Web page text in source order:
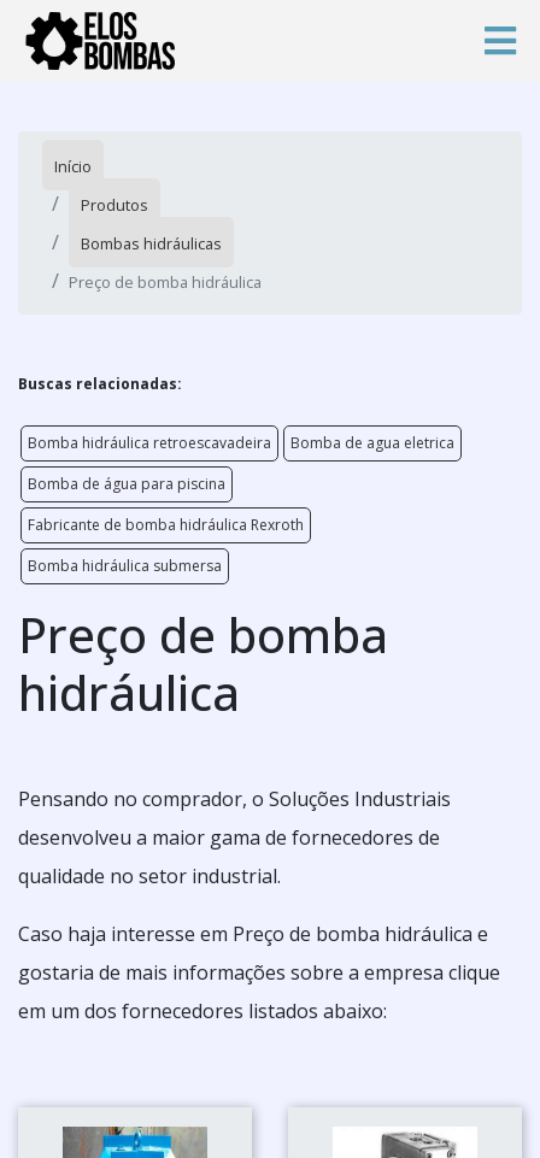
Início
Produtos
Bombas hidráulicas
Preço de bomba hidráulica
Buscas relacionadas:
Bomba hidráulica retroescavadeira
Bomba de agua eletrica
Bomba de água para piscina
Fabricante de bomba hidráulica Rexroth
Bomba hidráulica submersa
Preço de bomba
hidráulica
Pensando no comprador, o Soluções Industriais
desenvolveu a maior gama de fornecedores de
qualidade no setor industrial.
Caso haja interesse em Preço de bomba hidráulica e
gostaria de mais informações sobre a empresa clique
em um dos fornecedores listados abaixo: